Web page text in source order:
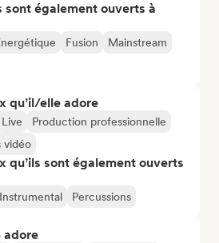
sont également ouverts à
Fusion
Mainstream
qu’il/elle adore
Live
Production professionnelle
vidéo
qu’ils sont également ouverts
Instrumental Percussions